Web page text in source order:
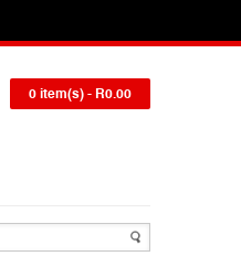
0 item(s) - R0.00